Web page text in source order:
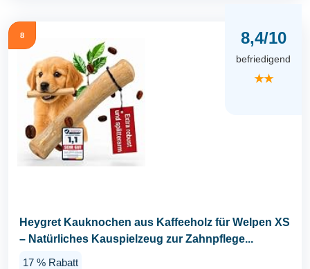
8 8,4/10
befriedigend
★★
Heygret Kauknochen aus Kaffeeholz für Welpen XS
– Natürliches Kauspielzeug zur Zahnpflege...
17 % Rabatt